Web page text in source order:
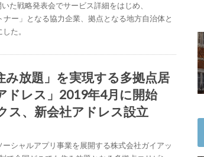
た戦略発表会でサービス詳細をはじめ、
ナー」となる協力企業、拠点となる地方自治体と
た。
み放題」を実現する多拠点居
ドレス」2019年4月に開始
ス、新会社アドレス設立
シャルアプリ事業を展開する株式会社ガイアッ